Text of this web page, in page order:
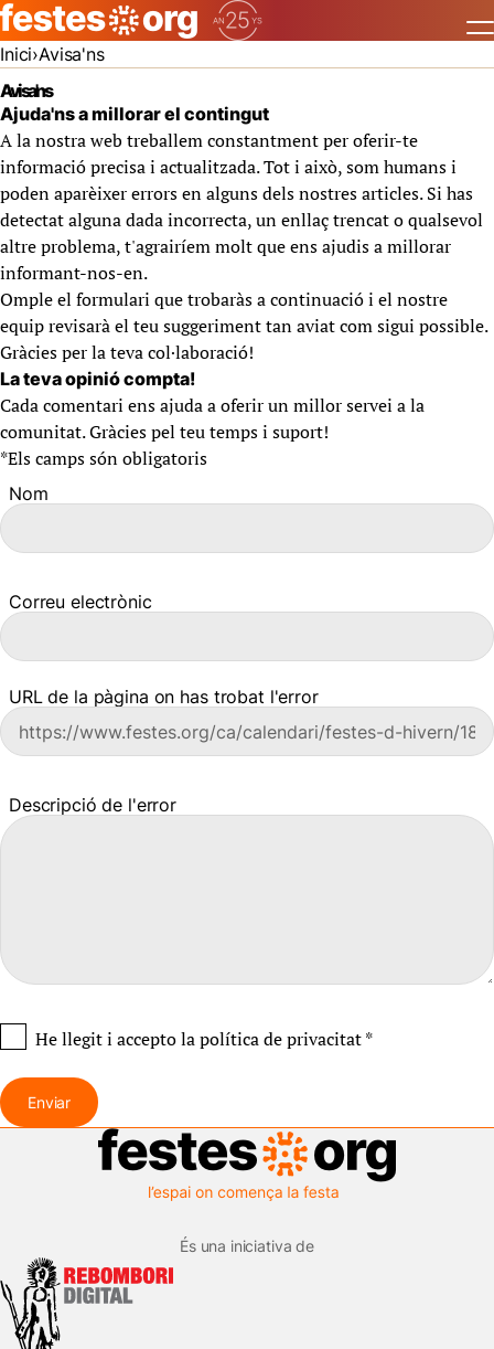
Inici Avisa'ns
Avisa'ns
Ajuda'ns a millorar el contingut
A la nostra web treballem constantment per oferir-te
informació precisa i actualitzada. Tot i això, som humans i
poden aparèixer errors en alguns dels nostres articles. Si has
detectat alguna dada incorrecta, un enllaç trencat o qualsevol
altre problema, t'agrairíem molt que ens ajudis a millorar
informant-nos-en.
Omple el formulari que trobaràs a continuació i el nostre
equip revisarà el teu suggeriment tan aviat com sigui possible.
Gràcies per la teva col·laboració!
La teva opinió compta!
Cada comentari ens ajuda a oferir un millor servei a la
comunitat. Gràcies pel teu temps i suport!
*Els camps són obligatoris
Nom
Correu electrònic
URL de la pàgina on has trobat l'error
Descripció de l'error
He llegit i acceptola política de privacitat*
Enviar
És una iniciativa de